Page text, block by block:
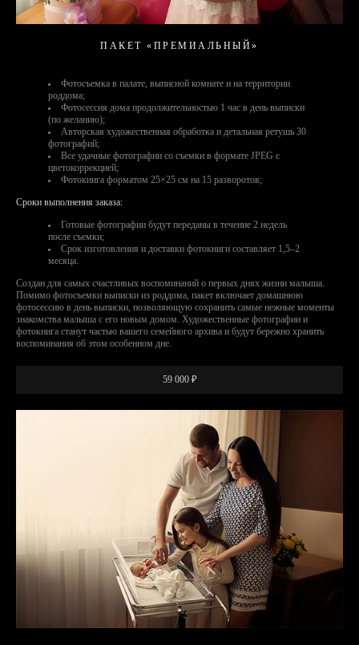
ПАКЕТ «ПРЕМИАЛЬНЫЙ»
Фотосъемка в палате, выписной комнате и на территории
роддома;
Фотосессия дома продолжительностью 1 час в день выписки
(по желанию);
Авторская художественная обработка и детальная ретушь 30
фотографий;
Все удачные фотографии со съемки в формате JPEG с
цветокоррекцией;
Фотокнига форматом 25×25 см на 15 разворотов;
Сроки выполнения заказа:
Готовые фотографии будут переданы в течение 2 недель
после съемки;
Срок изготовления и доставки фотокниги составляет 1,5–2
месяца.
Создан для самых счастливых воспоминаний о первых днях жизни малыша.
Помимо фотосъемки выписки из роддома, пакет включает домашнюю
фотосессию в день выписки, позволяющую сохранить самые нежные моменты
знакомства малыша с его новым домом. Художественные фотографии и
фотокнига станут частью вашего семейного архива и будут бережно хранить
воспоминания об этом особенном дне.
59 000 ₽